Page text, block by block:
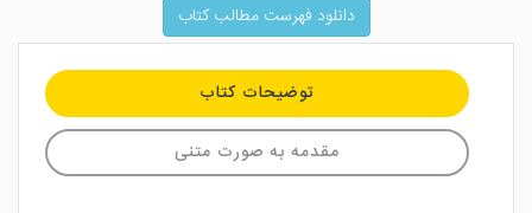
دانلود فهرست مطالب کتاب
توضیحات کتاب
مقدمه به صورت متنی